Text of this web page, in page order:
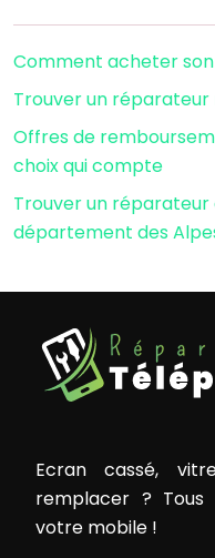
Comment acheter
Trouver un
Offres de
choix qui compte
Trouver un
département des
Ecran cassé,
remplacer ?
votre mobile !